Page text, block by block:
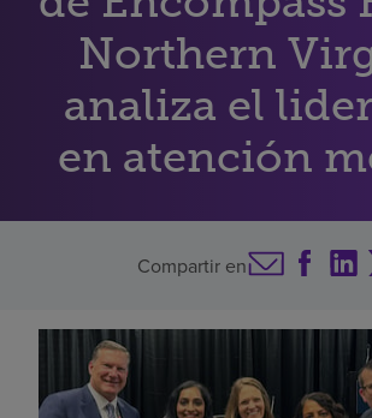
c
i
Servicios de rehabilitación
Pacientes y cuidadores
Recursos de salud
Inversores
Northern
analiza el
en atención
Compartir en